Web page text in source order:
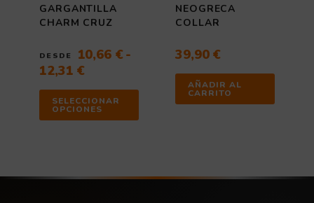
GARGANTILLA
CHARM CRUZ
DESDE 10,66 € -
12,31 €
SELECCIONAR
OPCIONES
producto
NEOGRECA
COLLAR
39,90 €
AÑADIR AL
CARRITO